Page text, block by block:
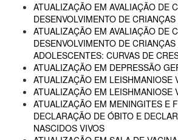
ATUALIZAÇÃO EM AVALIAÇÃO DE
DESENVOLVIMENTO DE
ATUALIZAÇÃO EM AVALIAÇÃO DE
DESENVOLVIMENTO DE CRIANÇAS
ADOLESCENTES: CURVAS DE
ATUALIZAÇÃO EM DEPRESSÃO
ATUALIZAÇÃO EM LEISHMANIOSE
ATUALIZAÇÃO EM LEISHMANIOSE
ATUALIZAÇÃO EM MENINGITES E
DECLARAÇÃO DE ÓBITO E
NASCIDOS VIVOS